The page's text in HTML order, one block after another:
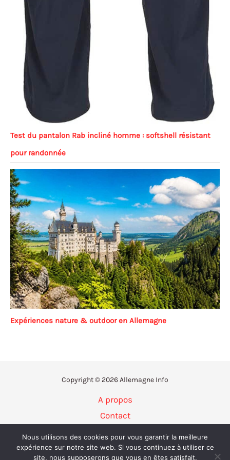
Test du pantalon Rab incliné homme : softshell résistant
pour randonnée
Expériences nature & outdoor en Allemagne
Copyright © 2026 Allemagne Info
A propos
Contact
Mentions légales
Nous utilisons des cookies pour vous garantir la meilleure
expérience sur notre site web. Si vous continuez à utiliser ce
site, nous supposerons que vous en êtes satisfait.